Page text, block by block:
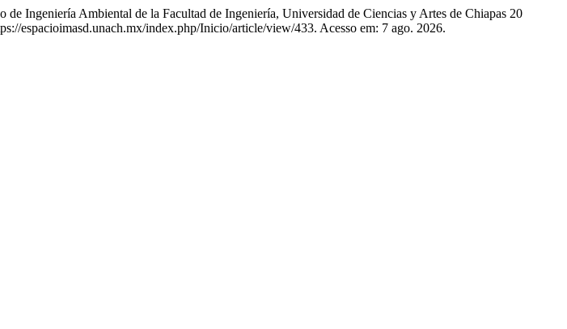
Ambiental de la Facultad de Ingeniería, Universidad de Ciencias y Artes de Chiapas 20
espacioimasd.unach.mx/index.php/Inicio/article/view/433. Acesso em: 7 ago. 2026.